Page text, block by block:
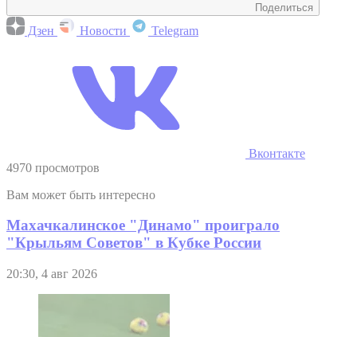
Поделиться
Дзен Новости Telegram
Вконтакте
4970 просмотров
Вам может быть интересно
Махачкалинское "Динамо" проиграло
"Крыльям Советов" в Кубке России
20:30, 4 авг 2026